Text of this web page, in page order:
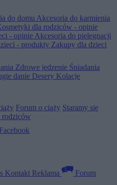
do domu Akcesoria do karmienia
dla rodziców - opinie
- opinie Akcesoria do pielęgnacji
- produkty Zakupy dla dzieci
Zdrowe jedzenie Śniadania
danie Desery Kolacje
Forum o ciąży Staramy się
rodziców
Facebook
Kontakt Reklama
Forum